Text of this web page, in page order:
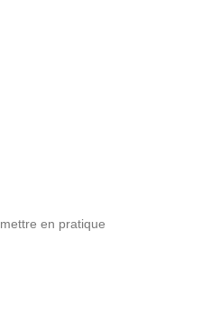
en pratique